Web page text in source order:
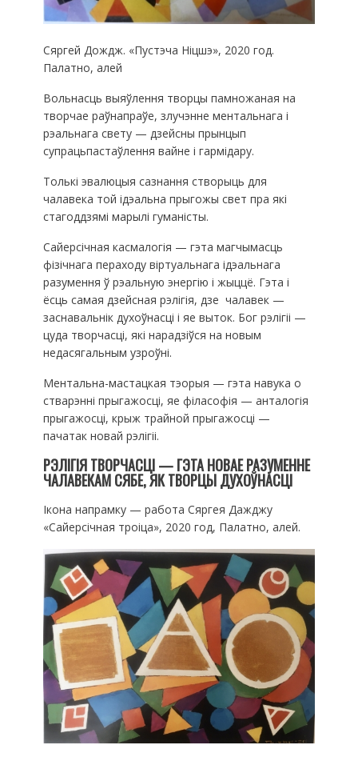
Сяргей Дождж. «Пустэча Ніцшэ», 2020 год.
Палатно, алей
Вольнасць выяўлення творцы памножаная на
творчае раўнапраўе, злучэнне ментальнага і
рэальнага свету — дзейсны прынцып
супрацьпастаўлення вайне і гармідару.
Толькі эвалюцыя сазнання створыць для
чалавека той ідэальна прыгожы свет пра які
стагоддзямі марылі гуманісты.
Сайерсічная касмалогія — гэта магчымасць
фізічнага пераходу віртуальнага ідэальнага
разумення ў рэальную энергію і жыццё. Гэта і
ёсць самая дзейсная рэлігія, дзе чалавек —
заснавальнік духоўнасці і яе выток. Бог рэлігіі —
цуда творчасці, які нарадзіўся на новым
недасягальным узроўні.
Ментальна-мастацкая тэорыя — гэта навука о
стварэнні прыгажосці, яе філасофія — анталогія
прыгажосці, крыж трайной прыгажосці —
пачатак новай рэлігіі.
РЭЛІГІЯ ТВОРЧАСЦІ — ГЭТА НОВАЕ РАЗУМЕННЕ
ЧАЛАВЕКАМ СЯБЕ, ЯК ТВОРЦЫ ДУХОЎНАСЦІ
Ікона напрамку — работа Сяргея Дажджу
«Сайерсічная троіца», 2020 год, Палатно, алей.